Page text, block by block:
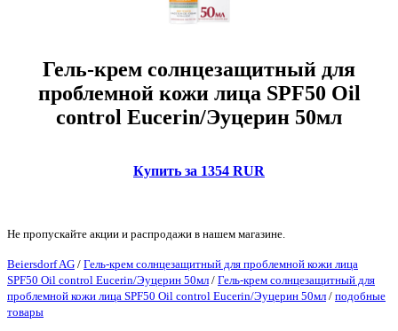
Гель-крем солнцезащитный для
проблемной кожи лица SPF50 Oil
control Eucerin/Эуцерин 50мл
Купить за 1354 RUR
Не пропускайте акции и распродажи в нашем магазине.
Beiersdorf AG / Гель-крем солнцезащитный для проблемной кожи лица
SPF50 Oil control Eucerin/Эуцерин 50мл / Гель-крем солнцезащитный для
проблемной кожи лица SPF50 Oil control Eucerin/Эуцерин 50мл / подобные
товары